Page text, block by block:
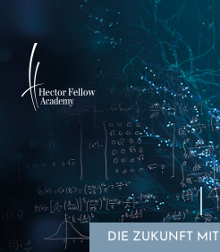
DIE ZUKUNFT